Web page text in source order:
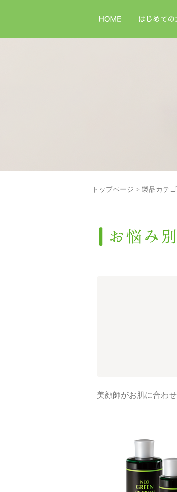
トップページ 製品カテ
美顔師がお肌に合わ